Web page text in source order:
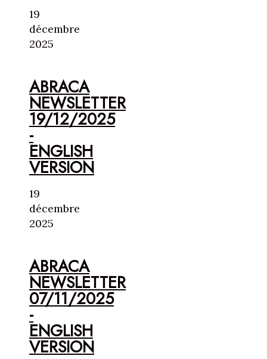
19
décembre
2025
ABRACA
NEWSLETTER
19/12/2025
-
ENGLISH
VERSION
19
décembre
2025
ABRACA
NEWSLETTER
07/11/2025
-
ENGLISH
VERSION